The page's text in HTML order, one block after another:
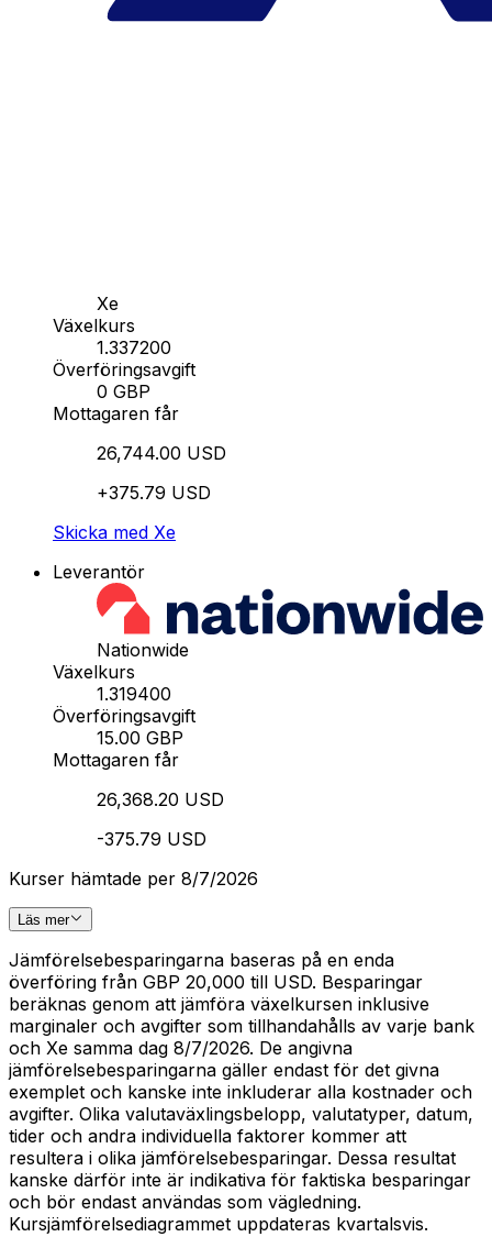
Xe
Växelkurs
1.337200
Överföringsavgift
0 GBP
Mottagaren får
26,744.00 USD
+375.79 USD
Skicka med Xe
Leverantör
Nationwide
Växelkurs
1.319400
Överföringsavgift
15.00 GBP
Mottagaren får
26,368.20 USD
-375.79 USD
Kurser hämtade per 8/7/2026
Läs mer
Jämförelsebesparingarna baseras på en enda
överföring från GBP 20,000 till USD. Besparingar
beräknas genom att jämföra växelkursen inklusive
marginaler och avgifter som tillhandahålls av varje bank
och Xe samma dag 8/7/2026. De angivna
jämförelsebesparingarna gäller endast för det givna
exemplet och kanske inte inkluderar alla kostnader och
avgifter. Olika valutaväxlingsbelopp, valutatyper, datum,
tider och andra individuella faktorer kommer att
resultera i olika jämförelsebesparingar. Dessa resultat
kanske därför inte är indikativa för faktiska besparingar
och bör endast användas som vägledning.
Kursjämförelsediagrammet uppdateras kvartalsvis.